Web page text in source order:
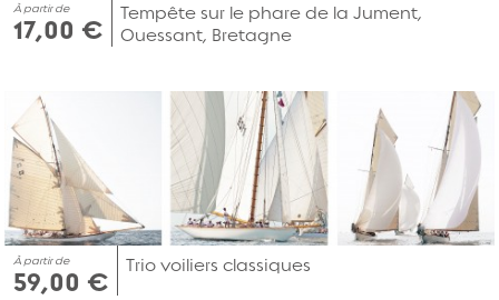
À partir de
17,00 €
Tempête sur le phare de la Jument,
Ouessant, Bretagne
À partir de
59,00 €
Trio voiliers classiques